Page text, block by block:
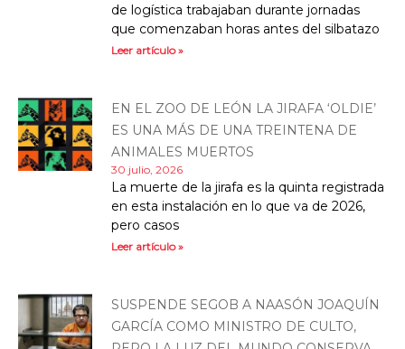
de logística trabajaban durante jornadas
que comenzaban horas antes del silbatazo
Leer artículo »
EN EL ZOO DE LEÓN LA JIRAFA ‘OLDIE’
ES UNA MÁS DE UNA TREINTENA DE
ANIMALES MUERTOS
30 julio, 2026
La muerte de la jirafa es la quinta registrada
en esta instalación en lo que va de 2026,
pero casos
Leer artículo »
SUSPENDE SEGOB A NAASÓN JOAQUÍN
GARCÍA COMO MINISTRO DE CULTO,